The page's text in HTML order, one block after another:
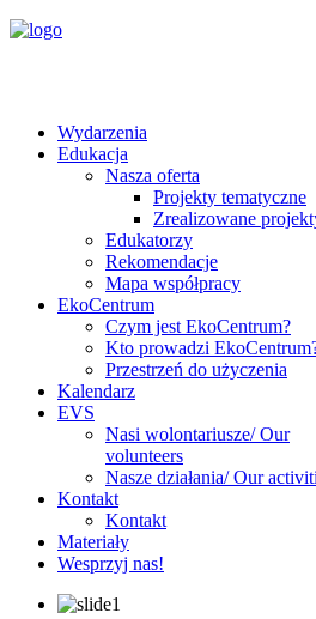
Wydarzenia
Edukacja
Nasza oferta
Projekty tematyczne
Zrealizowane
Edukatorzy
Rekomendacje
Mapa współpracy
EkoCentrum
Czym jest EkoCentrum?
Kto prowadzi
Przestrzeń do użyczenia
Kalendarz
EVS
Nasi wolontariusze/ Our
volunteers
Nasze działania/ Our
Kontakt
Kontakt
Materiały
Wesprzyj nas!